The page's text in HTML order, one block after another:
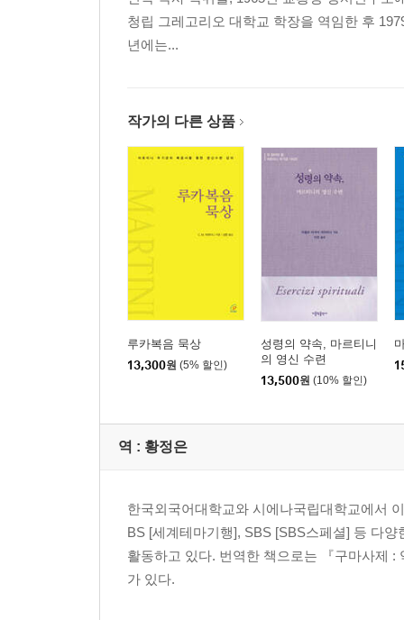
청립 그레고리오 대학교 학장을 역임한 후
년에는...
작가의 다른 상품
루카복음 묵상
13,300원 (5% 할인)
성령의 약속, 마르티니
의 영신 수련
13,500원 (10% 할인)
역 : 황정은
한국외국어대학교와 시에나국립대학교에서
BS [세계테마기행], SBS [SBS스페셜] 등 다
활동하고 있다. 번역한 책으로는 『구마사제
가 있다.